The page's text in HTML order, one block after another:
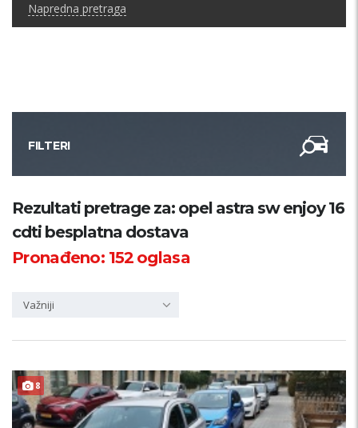
Napredna pretraga
FILTERI
Kategorija
Županija
Rezultati pretrage za: opel astra sw enjoy 16
cdti besplatna dostava
Pronađeno: 152oglasa
Važniji
8 ODRŽAVAN !